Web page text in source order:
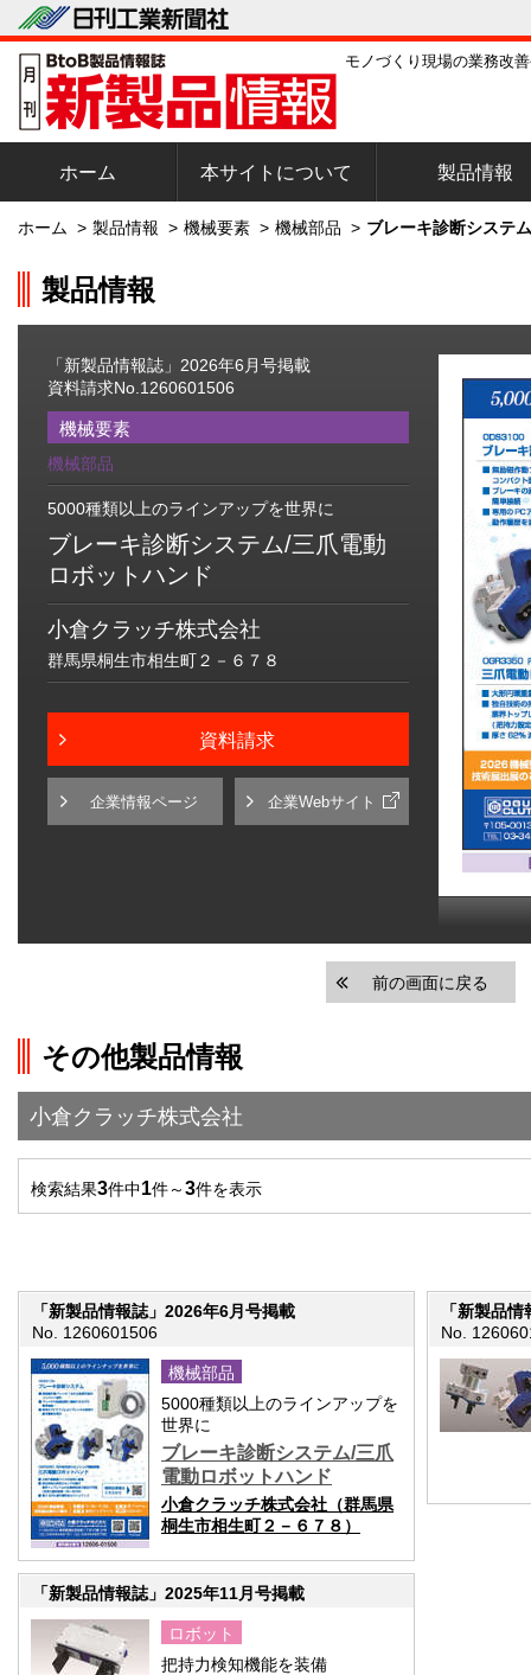
モノづくり現場の業務改
ホーム 本サイトについて 製品情報
ホーム > 製品情報 > 機械要素 > 機械部品 > ブレーキ診断システ
製品情報
「新製品情報誌」2026年6月号掲載
資料請求No.1260601506
機械要素
機械部品
5000種類以上のラインアップを世界に
ブレーキ診断システム/三爪電動
ロボットハンド
小倉クラッチ株式会社
群馬県桐生市相生町２－６７８
資料請求
企業情報ページ 企業Webサイト
前の画面に戻る
その他製品情報
小倉クラッチ株式会社
検索結果3件中1件～3件を表示
「新製品情報誌」2026年6月号掲載
No. 1260601506
機械部品
5000種類以上のラインアップを
世界に
ブレーキ診断システム/三爪
電動ロボットハンド
小倉クラッチ株式会社（群馬県
桐生市相生町２－６７８）
「新製品
No.
「新製品情報誌」2025年11月号掲載
ロボット
把持力検知機能を装備